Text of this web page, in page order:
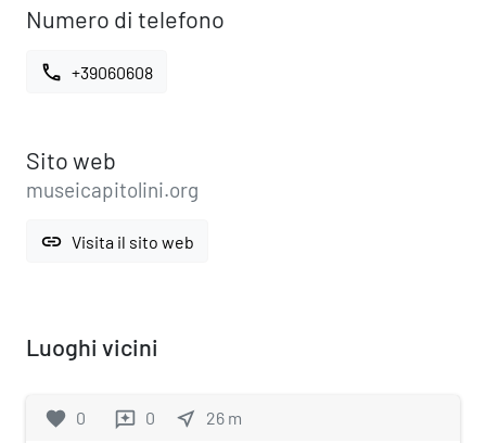
Numero di telefono
call +39060608
Sito web
museicapitolini.org
link Visita il sito web
Luoghi vicini
favorite 0 reviews 0 near_me 26 m